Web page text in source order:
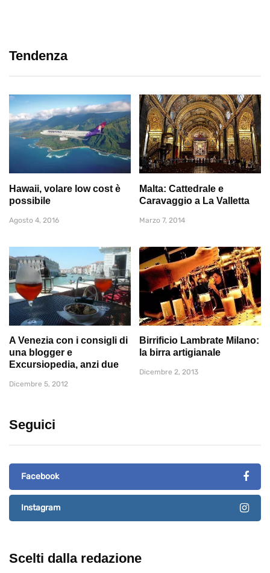
Tendenza
Hawaii, volare low cost è
possibile
Agosto 4, 2016
Malta: Cattedrale e
Caravaggio a La Valletta
Marzo 7, 2014
A Venezia con i consigli di
una blogger e
Excursiopedia, anzi due
Dicembre 5, 2012
Birrificio Lambrate Milano:
la birra artigianale
Dicembre 2, 2013
Seguici
Facebook
Instagram
Scelti dalla redazione